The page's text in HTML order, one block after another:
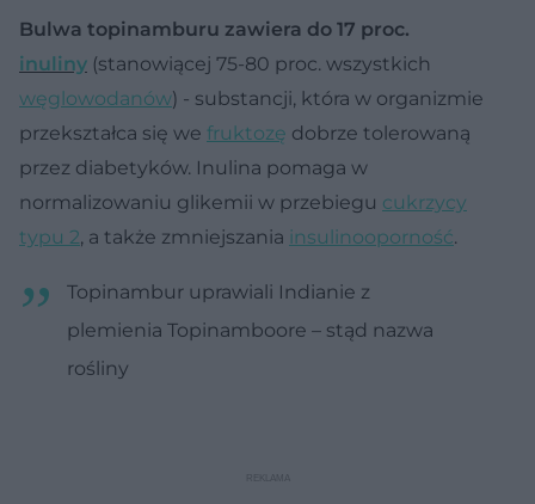
Bulwa topinamburu zawiera do 17 proc.
inuliny (stanowiącej 75-80 proc. wszystkich
węglowodanów) - substancji, która w organizmie
przekształca się we fruktozę dobrze tolerowaną
przez diabetyków. Inulina pomaga w
normalizowaniu glikemii w przebiegu cukrzycy
typu 2, a także zmniejszania insulinooporność.
Topinambur uprawiali Indianie z
plemienia Topinamboore – stąd nazwa
rośliny